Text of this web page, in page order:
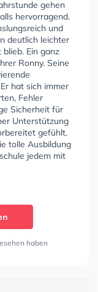
gehen
hervorragend.
und
deutlich leichter
Ein ganz
Ronny. Seine
hat sich immer
Fehler
Sicherheit für
Unterstützung
gefühlt.
tolle Ausbildung
jedem mit
haben